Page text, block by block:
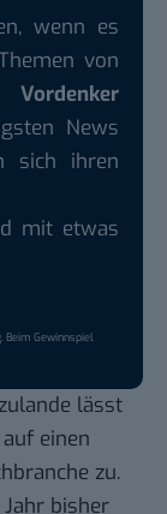
wenn es
von
Vordenker
News
sich ihren
mit etwas
. Beim Gewinnspiel
lässt
einen
zu.
bisher